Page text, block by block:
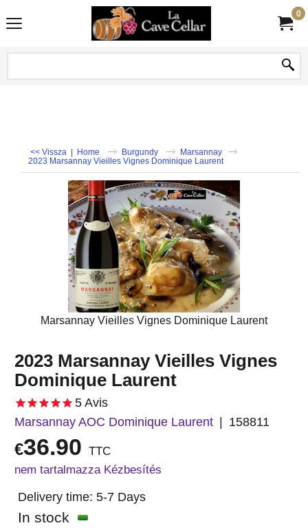
0
<< Vissza | Home Burgundy
Marsannay
2023 Marsannay Vieilles Vignes Dominique Laurent
Marsannay Vieilles Vignes Dominique Laurent
2023 Marsannay Vieilles Vignes
Dominique Laurent
5Avis
Marsannay AOC Dominique Laurent
158811
€36.90 TTC
nem tartalmazza Kézbesítés
Delivery time: 5-7 Days
In stock